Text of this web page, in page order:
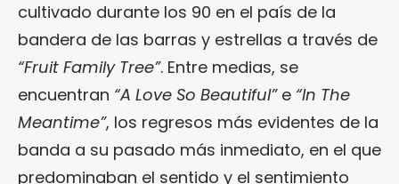
cultivado durante los 90 en el país de la
bandera de las barras y estrellas a través de
“Fruit Family Tree”. Entre medias, se
encuentran “A Love So Beautiful”e “In The
Meantime”, los regresos más evidentes de la
banda a su pasado más inmediato, en el que
predominaban el sentido y el sentimiento